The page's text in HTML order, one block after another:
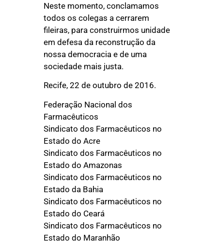
Neste momento, conclamamos
todos os colegas a cerrarem
fileiras, para construirmos unidade
em defesa da reconstrução da
nossa democracia e de uma
sociedade mais justa.
Recife, 22 de outubro de 2016.
Federação Nacional dos
Farmacêuticos
Sindicato dos Farmacêuticos no
Estado do Acre
Sindicato dos Farmacêuticos no
Estado do Amazonas
Sindicato dos Farmacêuticos no
Estado da Bahia
Sindicato dos Farmacêuticos no
Estado do Ceará
Sindicato dos Farmacêuticos no
Estado do Maranhão